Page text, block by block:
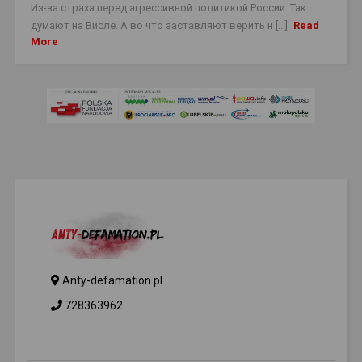
Из-за страха перед агрессивной политикой России. Так
думают на Висле. А во что заставляют верить н [...]
Read
More
Anty-defamation.pl
728363962